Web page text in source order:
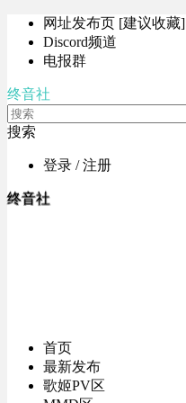
网址发布页 [建议收藏]
Discord频道
电报群
终音社
搜索
登录 / 注册
终音社
首页
最新发布
歌姬PV区